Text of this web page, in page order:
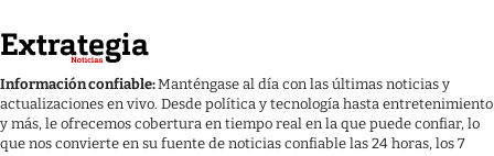
Información confiable:Manténgase al día con las últimas noticias y
actualizaciones en vivo. Desde política y tecnología hasta entretenimiento
y más, le ofrecemos cobertura en tiempo real en la que puede confiar, lo
que nos convierte en su fuente de noticias confiable las 24 horas, los 7